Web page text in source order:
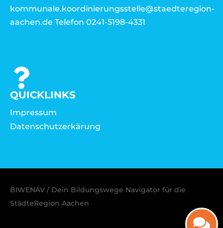
kommunale.koordinierungsstelle@staedteregion-
aachen.de Telefon 0241-5198-4331
QUICKLINKS
Impressum
Datenschutzerkärung
BIWENAV / Dein Bildungswege Navigator für die
StädteRegion Aachen